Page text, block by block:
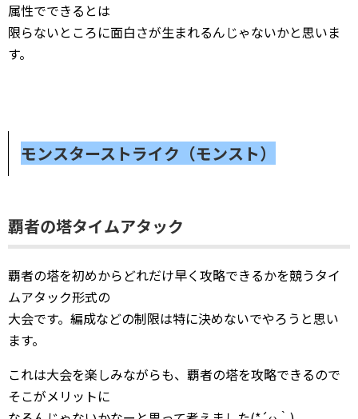
属性でできるとは
限らないところに面白さが生まれるんじゃないかと思いま
す。
モンスターストライク（モンスト）
覇者の塔タイムアタック
覇者の塔を初めからどれだけ早く攻略できるかを競うタイ
ムアタック形式の
大会です。編成などの制限は特に決めないでやろうと思い
ます。
これは大会を楽しみながらも、覇者の塔を攻略できるので
そこがメリットに